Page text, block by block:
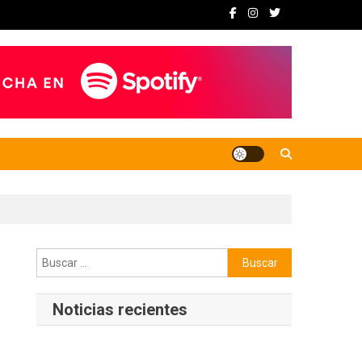
Buscar:
Noticias recientes